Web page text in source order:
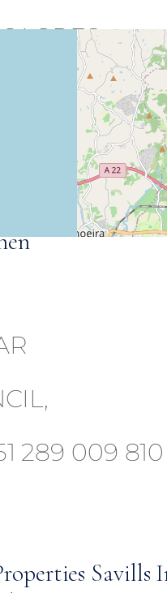
KLIPPEN,
UND
– IDEAL
289 009 810